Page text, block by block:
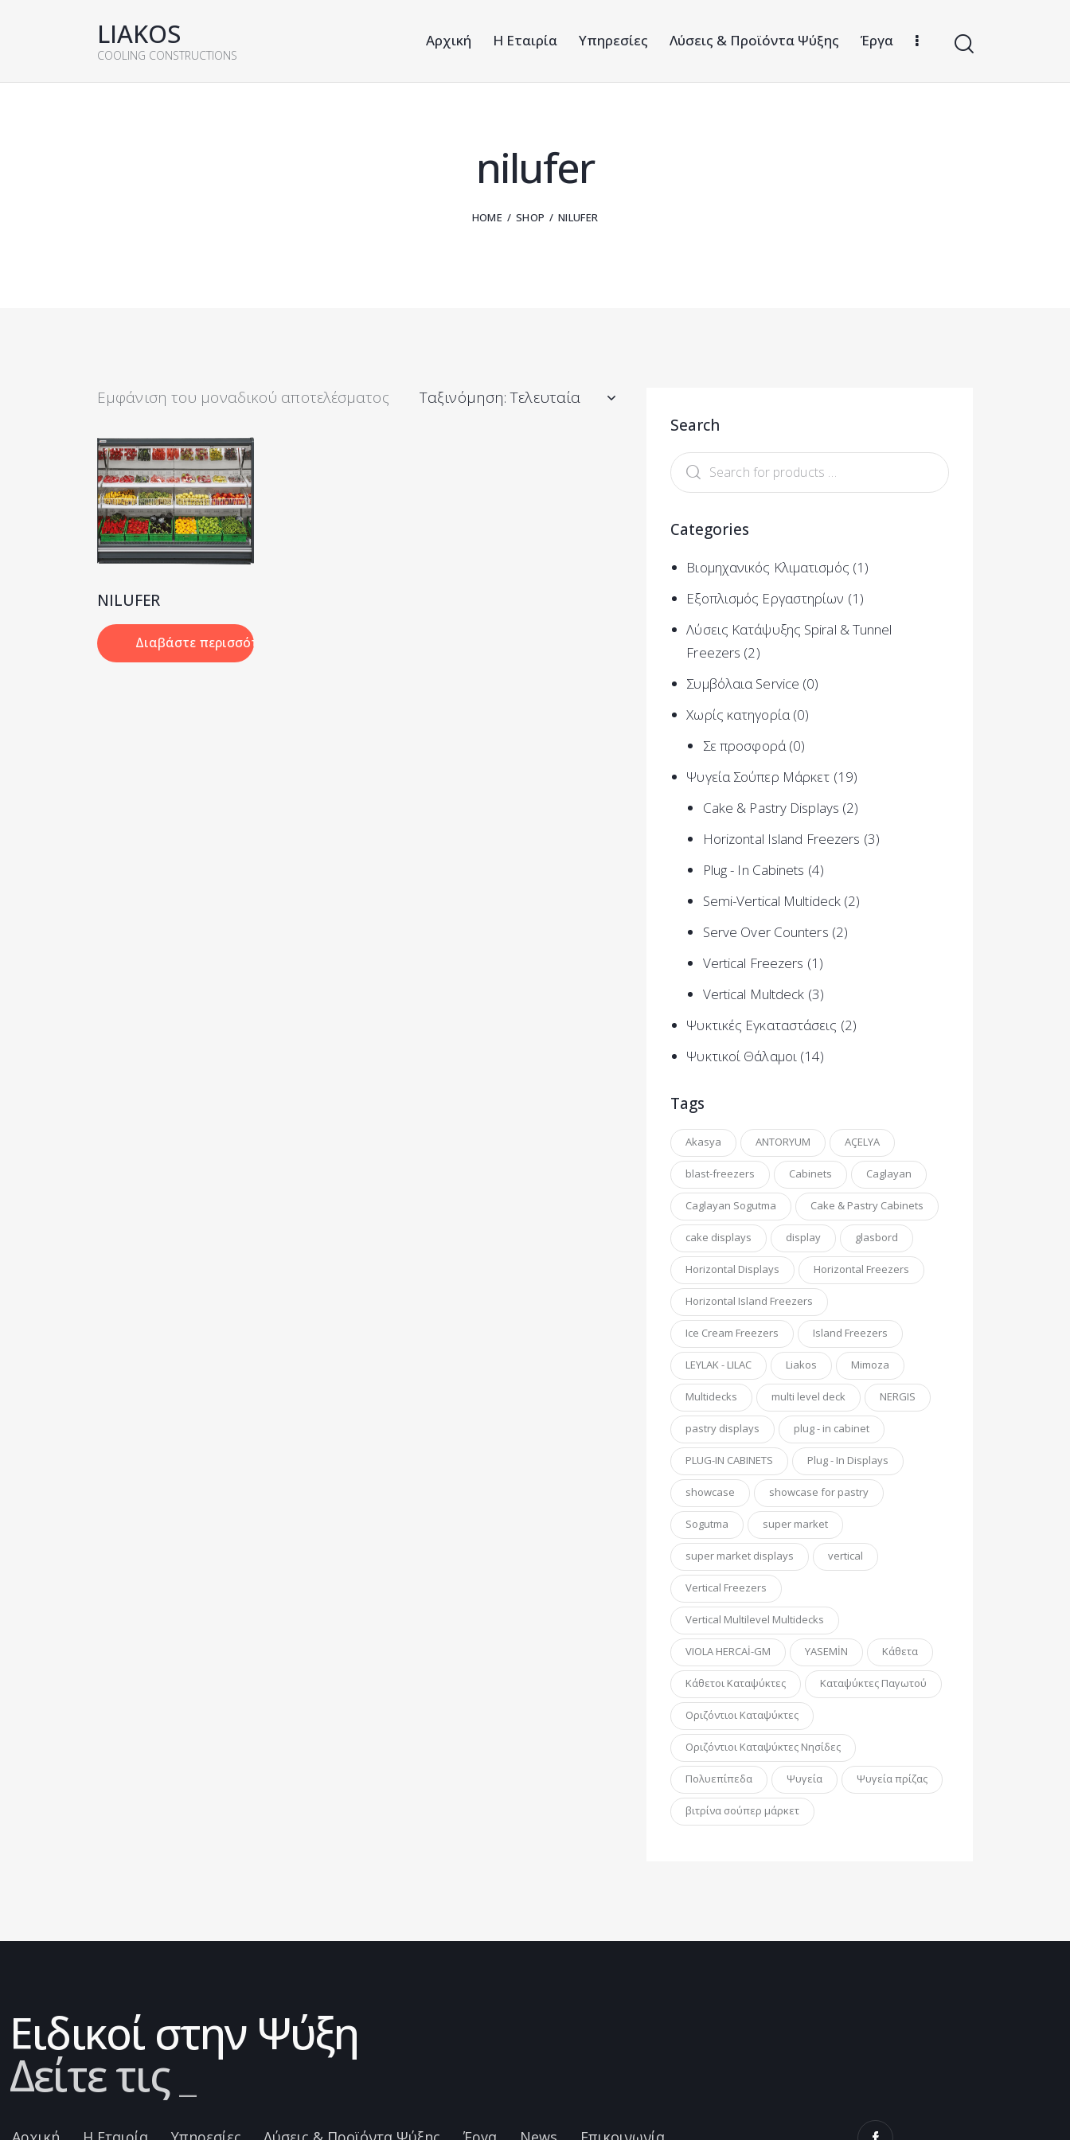
LIAKOS
COOLING CONSTRUCTIONS
Αρχική Η Εταιρία Υπηρεσίες Λύσεις & Προϊόντα Ψύξης Έργα
nilufer
HOME SHOP NILUFER
Εμφάνιση του μοναδικού αποτελέσματος
NILUFER
Διαβάστε περισσότερα
Search
Categories
Βιομηχανικός Κλιματισμός (1)
Εξοπλισμός Εργαστηρίων (1)
Λύσεις Κατάψυξης Spiral & Tunnel
Freezers (2)
Συμβόλαια Service (0)
Χωρίς κατηγορία (0)
Σε προσφορά (0)
Ψυγεία Σούπερ Μάρκετ (19)
Cake & Pastry Displays (2)
Horizontal Island Freezers (3)
Plug - In Cabinets (4)
Semi-Vertical Multideck (2)
Serve Over Counters (2)
Vertical Freezers (1)
Vertical Multdeck (3)
Ψυκτικές Εγκαταστάσεις (2)
Ψυκτικοί Θάλαμοι (14)
Tags
Akasya ANTORYUM AÇELYA
blast-freezers Cabinets Caglayan
Caglayan Sogutma Cake & Pastry Cabinets
cake displays display glasbord
Horizontal Displays Horizontal Freezers
Horizontal Island Freezers
Ice Cream Freezers Island Freezers
LEYLAK - LILAC Liakos Mimoza
Multidecks multi level deck NERGIS
pastry displays plug - in cabinet
PLUG-IN CABINETS Plug - In Displays
showcase showcase for pastry
Sogutma super market
super market displays vertical
Vertical Freezers
Vertical Multilevel Multidecks
VIOLA HERCAİ-GM YASEMİN Κάθετα
Κάθετοι Καταψύκτες Καταψύκτες Παγωτού
Οριζόντιοι Καταψύκτες
Οριζόντιοι Καταψύκτες Νησίδες
Πολυεπίπεδα Ψυγεία Ψυγεία πρίζας
βιτρίνα σούπερ μάρκετ
Ειδικοί στην Ψύξη
Δείτε τις λύσεις